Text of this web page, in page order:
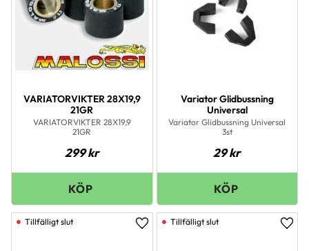
VARIATORVIKTER 28X19,9
21GR
VARIATORVIKTER 28X19,9
21GR
299kr
Variator Glidbussning
Universal
Variator Glidbussning Universal
3st
29kr
Lägg till i favoriter